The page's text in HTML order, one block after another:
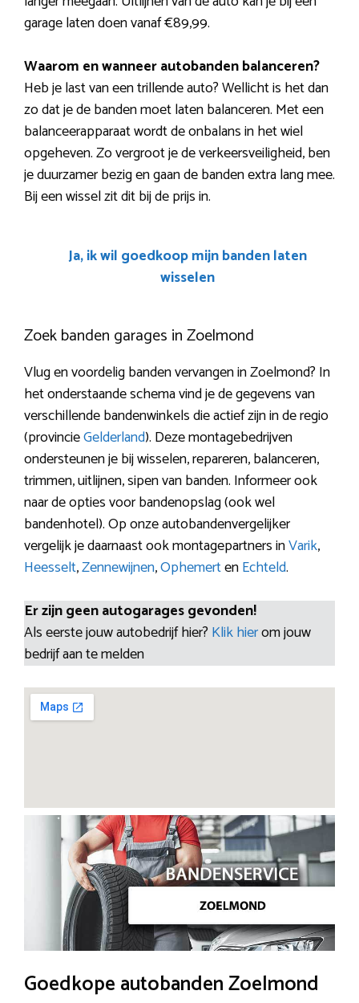
garage laten doen vanaf €89,99.
Waarom en wanneer autobanden balanceren?
Heb je last van een trillende auto? Wellicht is het dan
zo dat je de banden moet laten balanceren. Met een
balanceerapparaat wordt de onbalans in het wiel
opgeheven. Zo vergroot je de verkeersveiligheid, ben
je duurzamer bezig en gaan de banden extra lang mee.
Bij een wissel zit dit bij de prijs in.
Ja, ik wil goedkoop mijn banden laten
wisselen
Zoek banden garages in Zoelmond
Vlug en voordelig banden vervangen in Zoelmond? In
het onderstaande schema vind je de gegevens van
verschillende bandenwinkels die actief zijn in de regio
(provincieGelderland). Deze montagebedrijven
ondersteunen je bij wisselen, repareren, balanceren,
trimmen, uitlijnen, sipen van banden. Informeer ook
naar de opties voor bandenopslag (ook wel
bandenhotel). Op onze autobandenvergelijker
vergelijk je daarnaast ook montagepartners inVarik,
Heesselt,Zennewijnen,OphemertenEchteld.
Er zijn geen autogarages gevonden!
Als eerste jouw autobedrijf hier? Klik hierom jouw
bedrijf aan te melden
Goedkope autobanden Zoelmond